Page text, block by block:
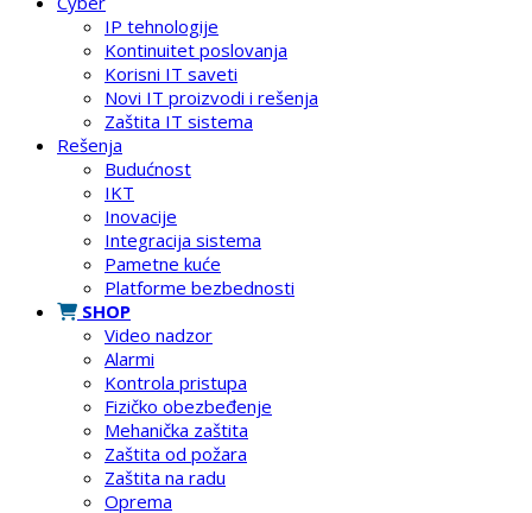
IP tehnologije
Kontinuitet poslovanja
Korisni IT saveti
Novi IT proizvodi i rešenja
Zaštita IT sistema
Rešenja
Budućnost
IKT
Inovacije
Integracija sistema
Pametne kuće
Platforme bezbednosti
SHOP
Video nadzor
Alarmi
Kontrola pristupa
Fizičko obezbeđenje
Mehanička zaštita
Zaštita od požara
Zaštita na radu
Oprema